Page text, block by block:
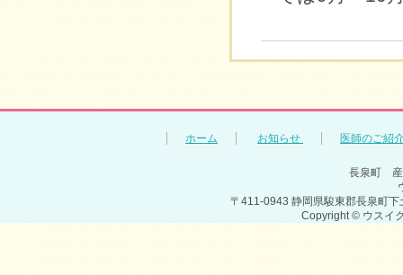
ホーム お知らせ 医師のご紹
長泉町 産
〒411-0943 静岡県駿東郡長泉町
Copyright © ウスイ